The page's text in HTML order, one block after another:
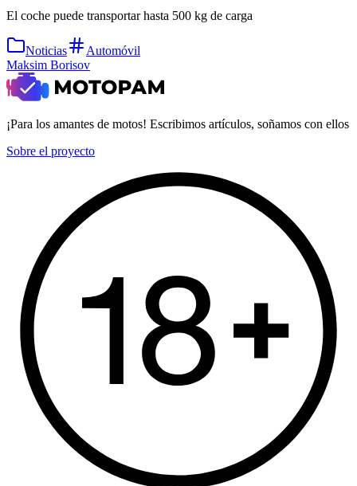
El coche puede transportar hasta 500 kg de carga
Noticias
Automóvil
Maksim Borisov
¡Para los amantes de motos! Escribimos artículos, soñamos con ellos
Sobre el proyecto